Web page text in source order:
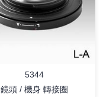
详情
5344
鏡頭 / 機身 轉接圈